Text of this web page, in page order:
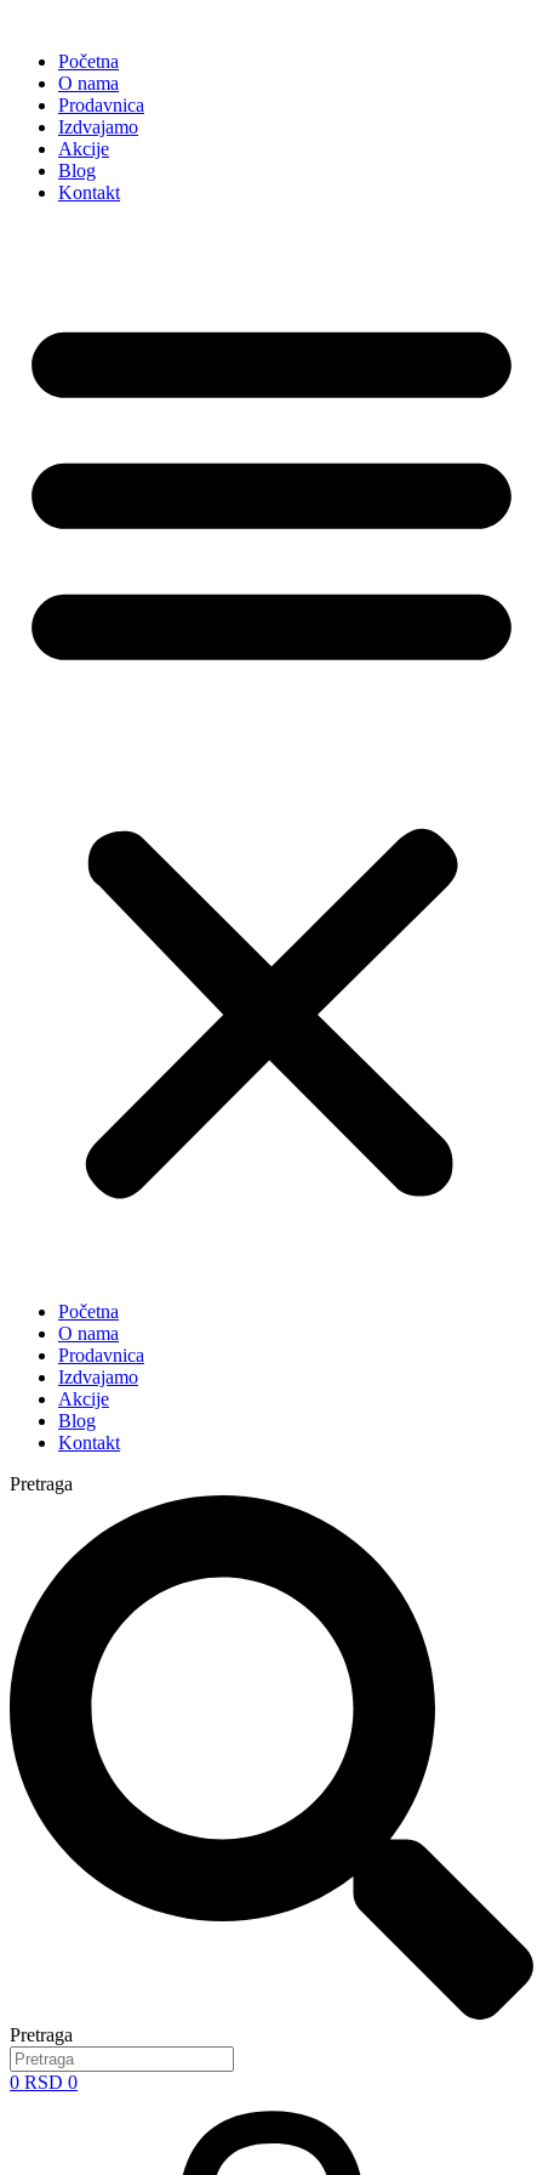
sadržajPočetna
O nama
Prodavnica
Izdvajamo
Akcije
Blog
Kontakt
Početna
O nama
Prodavnica
Izdvajamo
Akcije
Blog
Kontakt
Pretraga
Pretraga
0 RSD 0